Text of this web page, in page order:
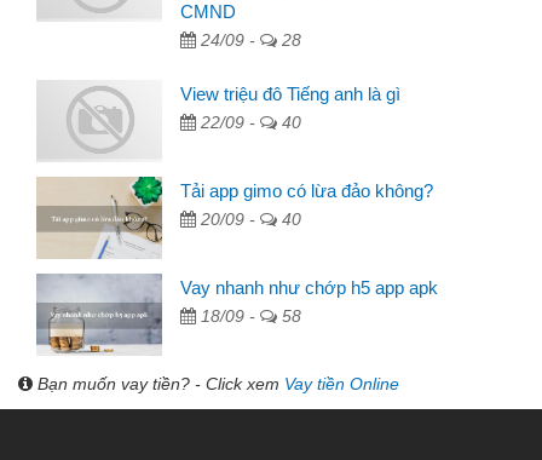
CMND
24/09 - 28
View triệu đô Tiếng anh là gì
22/09 - 40
Tải app gimo có lừa đảo không?
20/09 - 40
Vay nhanh như chớp h5 app apk
18/09 - 58
Bạn muốn vay tiền? - Click xem Vay tiền Online